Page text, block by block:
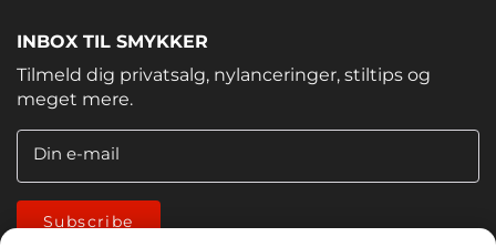
INBOX TIL SMYKKER
Tilmeld dig privatsalg, nylanceringer, stiltips og
meget mere.
Din e-mail
Subscribe